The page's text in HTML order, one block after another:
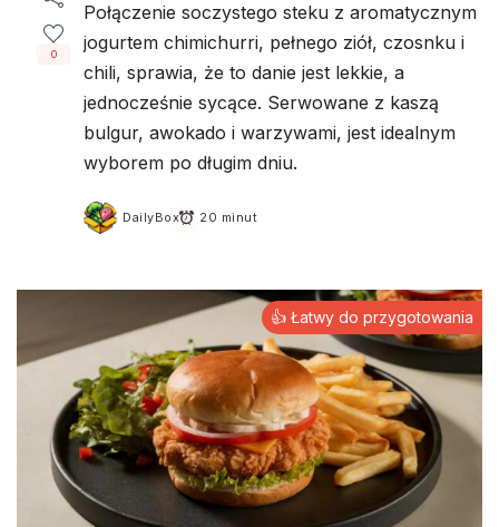
0
Połączenie soczystego steku z aromatycznym
jogurtem chimichurri, pełnego ziół, czosnku i
chili, sprawia, że to danie jest lekkie, a
jednocześnie sycące. Serwowane z kaszą
bulgur, awokado i warzywami, jest idealnym
wyborem po długim dniu.
DailyBox 20 minut
👍 Łatwy do przygotowania